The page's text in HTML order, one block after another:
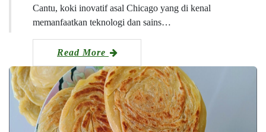
Cantu, koki inovatif asal Chicago yang di kenal
memanfaatkan teknologi dan sains…
Read More